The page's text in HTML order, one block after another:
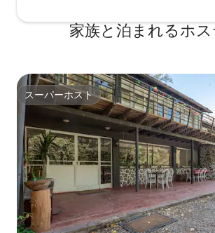
家族と泊まれるホ
スーパーホスト
スーパーホスト